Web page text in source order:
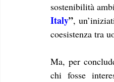
sostenibilità
Italy”,
coesistenza tra
Ma, per
chi fosse